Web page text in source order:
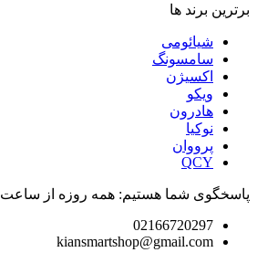
برترین برند ها
شیائومی
سامسونگ
اکسیژن
ویکو
هادرون
نوکیا
پرووان
QCY
پاسخگوی شما هستیم: همه روزه از ساعت 9:30 تا 19:00
02166720297
kiansmartshop@gmail.com